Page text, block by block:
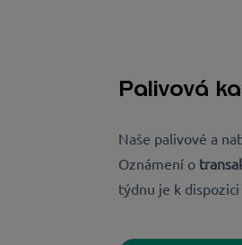
Palivová
Naše palivové a
Oznámení o
týdnu je k